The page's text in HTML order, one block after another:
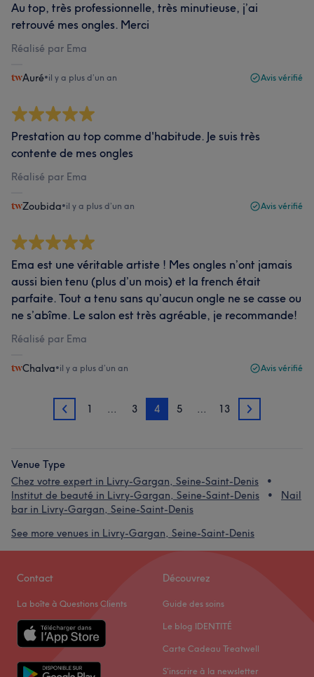
Au top, très professionnelle, très minutieuse, j’ai
retrouvé mes ongles. Merci
Réalisé par Ema
Auré•il y a plus d’un an Avis vérifié
Prestation au top comme d'habitude. Je suis très
contente de mes ongles
Réalisé par Ema
Zoubida•il y a plus d’un an Avis vérifié
Ema est une véritable artiste ! Mes ongles n’ont jamais
aussi bien tenu (plus d’un mois) et la french était
parfaite. Tout a tenu sans qu’aucun ongle ne se casse ou
ne s’abîme. Le salon est très agréable, je recommande!
Réalisé par Ema
Chalva•il y a plus d’un an Avis vérifié
3 1 … 3 4 5 … 13 5
Venue Type
Chez votre expert in Livry-Gargan, Seine-Saint-Denis
Institut de beauté in Livry-Gargan, Seine-Saint-Denis
Nail
bar in Livry-Gargan, Seine-Saint-Denis
See more venues in Livry-Gargan, Seine-Saint-Denis
Contact
La boîte à Questions Clients
Découvrez
Guide des soins
Le blog IDENTITÉ
Carte Cadeau Treatwell
S'inscrire à la newsletter